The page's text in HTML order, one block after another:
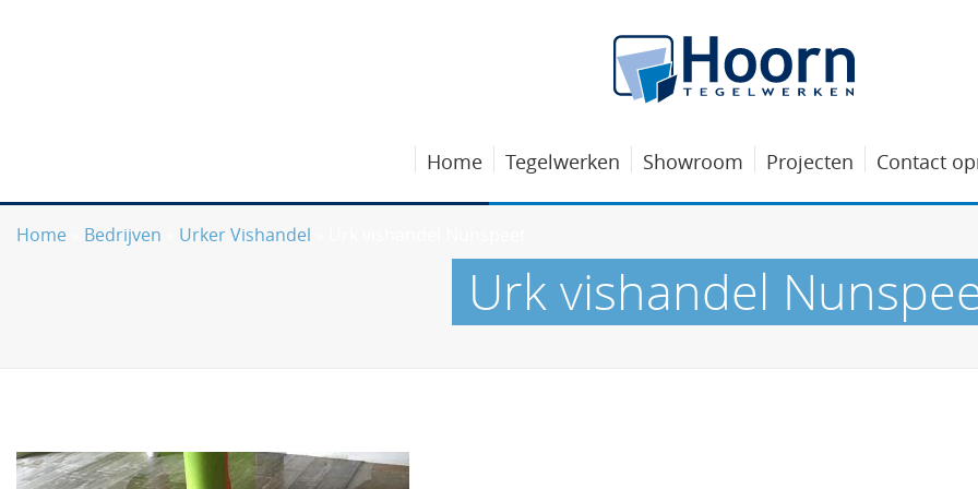
Home Tegelwerken Showroom Projecten Contact
Home Bedrijven Urker Vishandel
Urk vishandel